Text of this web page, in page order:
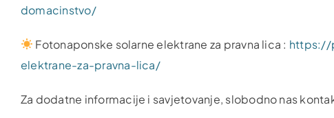
domacinstvo/
Fotonaponske solarne elektrane za pravna lica : https://
elektrane-za-pravna-lica/
Za dodatne informacije i savjetovanje, slobodno nas